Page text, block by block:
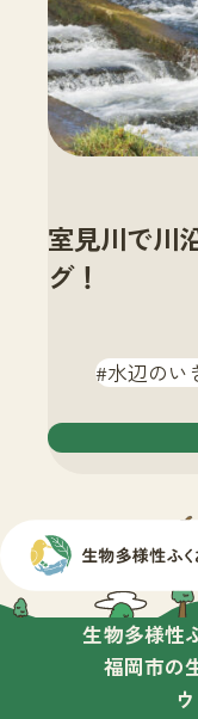
室見川で川
グ！
水辺のい
生物多様性
福岡市の